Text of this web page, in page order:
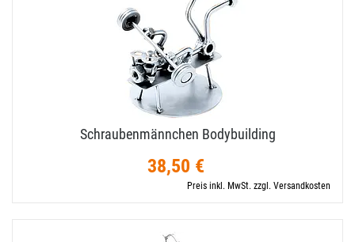
Schraubenmännchen Bodybuilding
38,50 €
Preis inkl. MwSt. zzgl. Versandkosten